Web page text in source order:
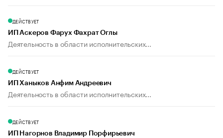
ДЕЙСТВУЕТ
ИП Аскеров Фарух Фахрат Оглы
Деятельность в области исполнительских...
ДЕЙСТВУЕТ
ИП Ханыков Анфим Андреевич
Деятельность в области исполнительских...
ДЕЙСТВУЕТ
ИП Нагорнов Владимир Порфирьевич